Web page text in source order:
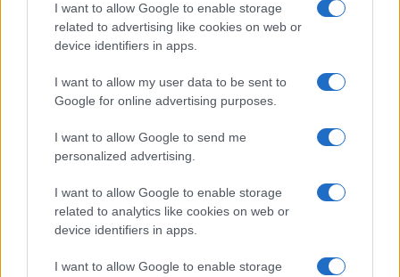
I want to allow Google to enable storage
related to advertising like cookies on web or
device identifiers in apps.
I want to allow my user data to be sent to
Google for online advertising purposes.
I want to allow Google to send me
personalized advertising.
I want to allow Google to enable storage
related to analytics like cookies on web or
device identifiers in apps.
I want to allow Google to enable storage
La trasformazione di Argos: strategie per attrarre
nuovi acquirenti